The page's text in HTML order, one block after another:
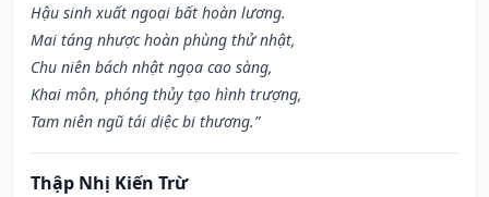
Hậu sinh xuất ngoại bất hoàn lương.
Mai táng nhược hoàn phùng thử nhật,
Chu niên bách nhật ngọa cao sàng,
Khai môn, phóng thủy tạo hình trượng,
Tam niên ngũ tái diệc bi thương.”
Thập Nhị Kiến Trừ